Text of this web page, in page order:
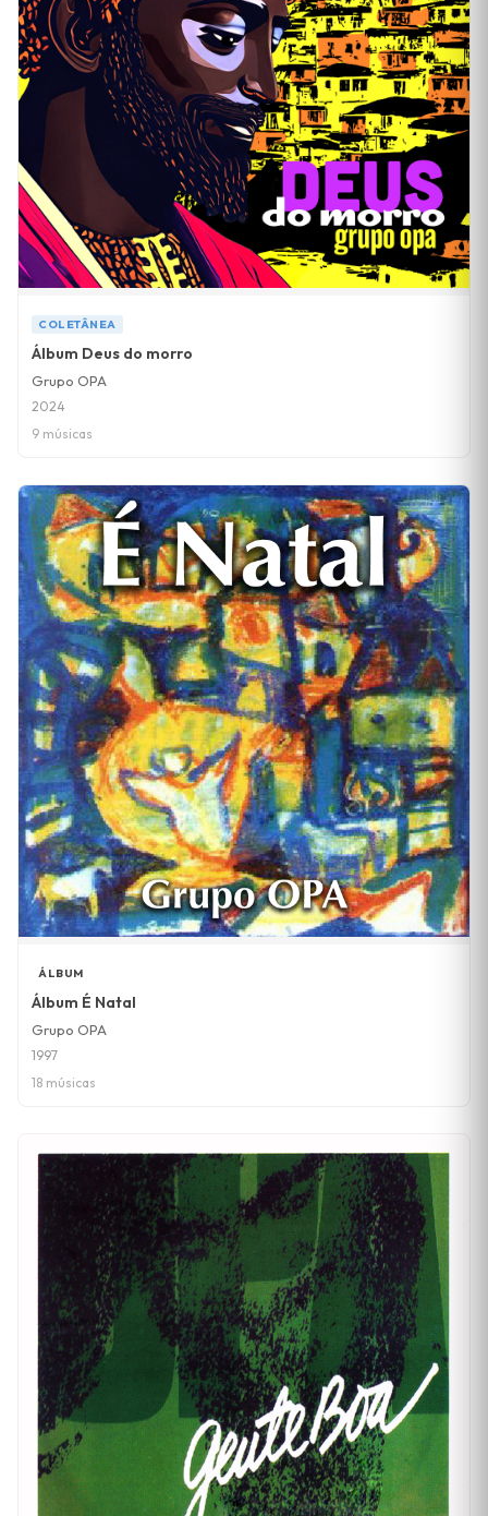
COLETÂNEA
Álbum Deus do morro
Grupo OPA
2024
9 músicas
ÁLBUM
Álbum É Natal
Grupo OPA
1997
18 músicas